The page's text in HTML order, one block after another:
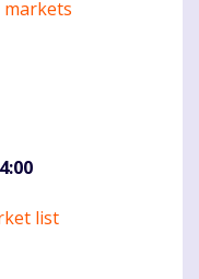
markets
list